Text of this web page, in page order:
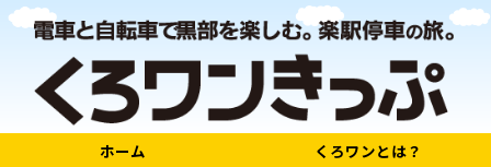
ホーム
くろワンとは？